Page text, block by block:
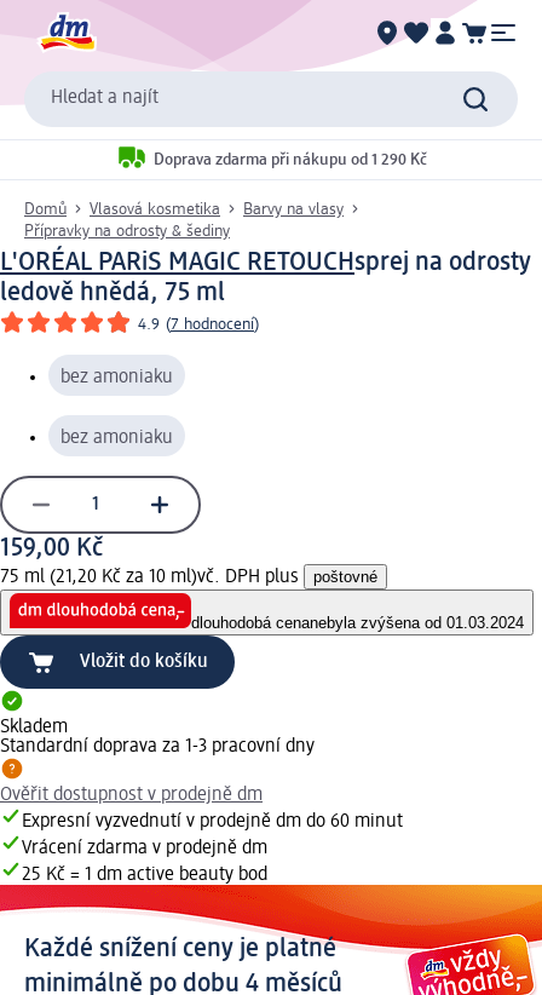
Hledat a najít
Doprava zdarma při nákupu od 1 290 Kč
Domů Vlasová kosmetika
Barvy na vlasy
Přípravky na odrosty & šediny
L'ORÉAL PARiS MAGIC RETOUCHsprej na odrosty
ledově hnědá, 75 ml
4.9 (7 hodnocení)
bez amoniaku
bez amoniaku
159,00 Kč
75 ml (21,20 Kč za 10 ml)vč. DPH plus poštovné
dlouhodobá cenanebyla zvýšena od 01.03.2024
Vložit do košíku
Skladem
Standardní doprava za 1-3 pracovní dny
Ověřit dostupnost v prodejně dm
Expresní vyzvednutí v prodejně dm do 60 minut
Vrácení zdarma v prodejně dm
25 Kč = 1 dm active beauty bod
Každé snížení ceny je platné
minimálně po dobu 4 měsíců